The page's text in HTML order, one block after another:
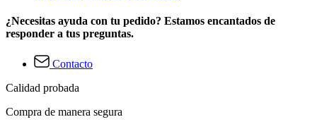
¿Necesitas ayuda con tu pedido? Estamos encantados de
responder a tus preguntas.
Contacto
Calidad probada
Compra de manera segura